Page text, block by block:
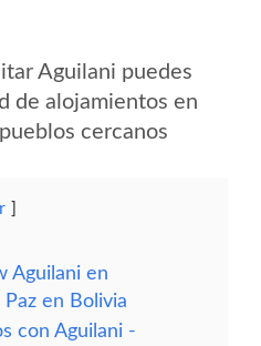
Aguilani puedes
de alojamientos en
cercanos
Aguilani en
en Bolivia
con Aguilani -